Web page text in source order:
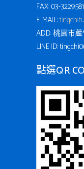
FAX: 03-3229581
E-MAIL:
ADD: 桃園市
LINE ID:
點選QR